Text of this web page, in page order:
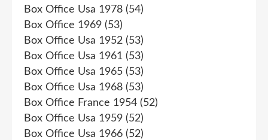
Box Office Usa 1978 (54)
Box Office 1969 (53)
Box Office Usa 1952 (53)
Box Office Usa 1961 (53)
Box Office Usa 1965 (53)
Box Office Usa 1968 (53)
Box Office France 1954 (52)
Box Office Usa 1959 (52)
Box Office Usa 1966 (52)